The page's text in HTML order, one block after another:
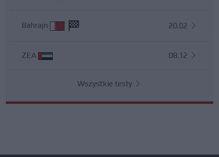
Bahrajn 20.02
ZEA 08.12
Wszystkie testy